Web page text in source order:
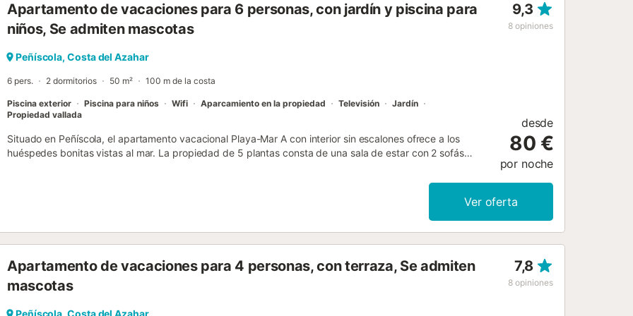
Apartamento de vacaciones para 6 personas, con jardín y piscina para
niños, Se admiten mascotas
9,3
8 opiniones
Peñíscola, Costa del Azahar
6 pers. 2 dormitorios 50 m² 100 m de la costa
Piscina exterior Piscina para niños Wifi Aparcamiento en la propiedad Televisión
Jardín
Propiedad vallada
Situado en Peñíscola, el apartamento vacacional Playa-Mar A con interior sin escalones ofrece a los
huéspedes bonitas vistas al mar. La propiedad de 5 plantas consta de una sala de estar con 2 sofás
acomodar a 6 personas. Los servicios adicionales incluyen Wi-Fi de alta velocidad (apto para
edificio en el que se encuentra el alojamiento dispone de ascensor. Este alquiler de vacaciones cuenta
con una terraza cubierta privada para relajarse por las tardes. Disfrute de la zona exterior compartida de
Hay aparcamiento disponible en un garaje. Se permite un máximo de una mascota. No se permite fumar
ni celebrar eventos. Esta propiedad tiene directrices para ayudar a los huéspedes con la correcta
separación de residuos. Se proporciona más información in situ. Se han instalado dispositivos de ahorro
de agua en esta propiedad....
desde
80 €
por noche
Ver oferta
Apartamento de vacaciones para 4 personas, con terraza, Se admiten
mascotas
7,8
8 opiniones
Peñíscola, Costa del Azahar